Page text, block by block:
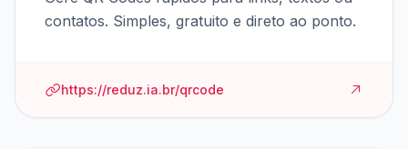
contatos. Simples, gratuito e direto ao ponto.
https://reduz.ia.br/qrcode